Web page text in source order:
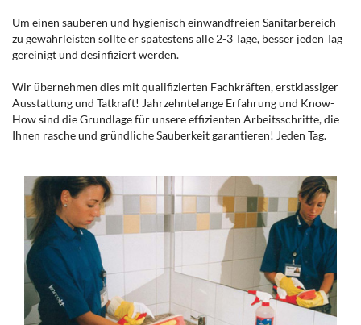
Um einen sauberen und hygienisch einwandfreien Sanitärbereich
zu gewährleisten sollte er spätestens alle 2-3 Tage, besser jeden Tag
gereinigt und desinfiziert werden.
Wir übernehmen dies mit qualifizierten Fachkräften, erstklassiger
Ausstattung und Tatkraft! Jahrzehntelange Erfahrung und Know-
How sind die Grundlage für unsere effizienten Arbeitsschritte, die
Ihnen rasche und gründliche Sauberkeit garantieren! Jeden Tag.